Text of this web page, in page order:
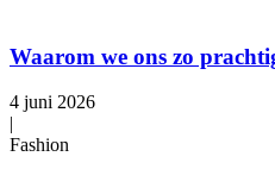
Waarom we ons zo
4 juni 2026
|
Fashion